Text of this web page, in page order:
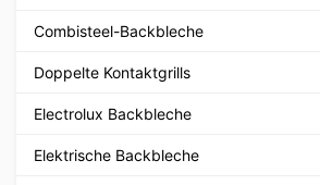
Combisteel-Backbleche
Doppelte Kontaktgrills
Electrolux Backbleche
Elektrische Backbleche